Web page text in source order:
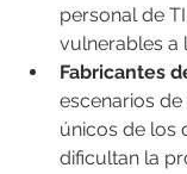
personal de
vulnerables a
Fabricantes
escenarios
únicos de los
dificultan la